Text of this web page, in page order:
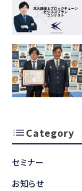
Category
セミナー
お知らせ